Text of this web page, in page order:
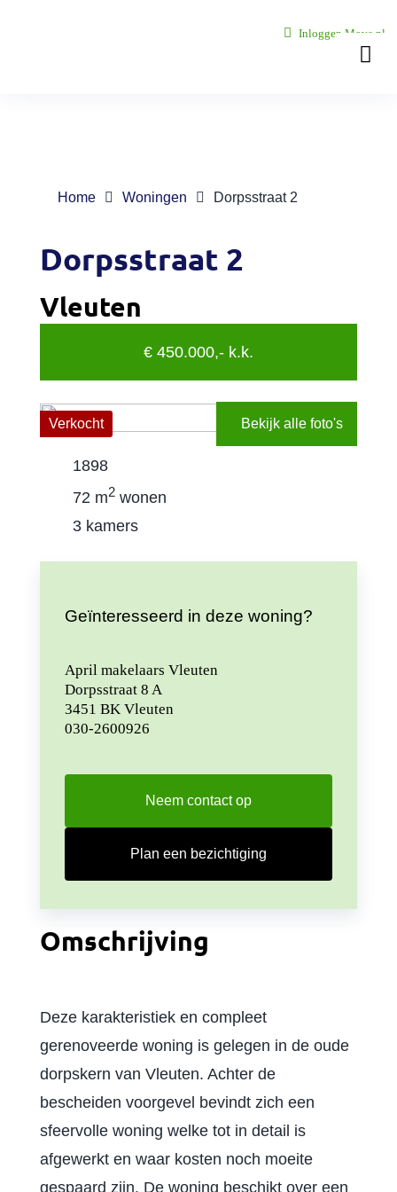
Inloggen Move.nl
Diensten
Contact
Home Woningen Dorpsstraat 2
Dorpsstraat 2
Vleuten
€ 450.000,- k.k.
Verkocht Bekijk alle foto's
1898
72 m2 wonen
3 kamers
Geïnteresseerd in deze woning?
April makelaars Vleuten
Dorpsstraat 8 A
3451 BK Vleuten
030-2600926
Neem contact op
Plan een bezichtiging
Omschrijving
Deze karakteristiek en compleet
gerenoveerde woning is gelegen in de oude
dorpskern van Vleuten. Achter de
bescheiden voorgevel bevindt zich een
sfeervolle woning welke tot in detail is
afgewerkt en waar kosten noch moeite
gespaard zijn. De woning beschikt over een